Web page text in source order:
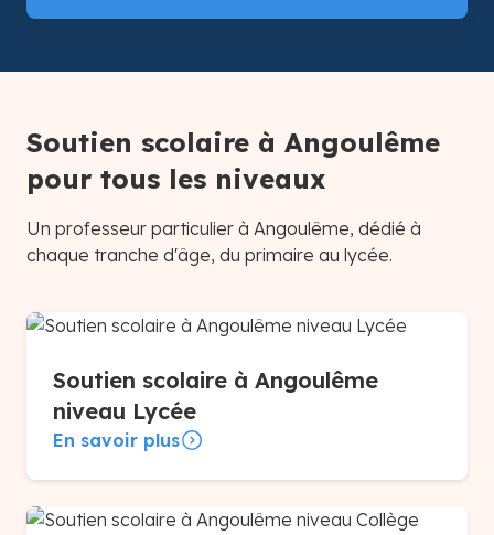
Soutien scolaire à Angoulême
pour tous les niveaux
Un professeur particulier à Angoulême, dédié à
chaque tranche d'âge, du primaire au lycée.
Soutien scolaire à Angoulême
niveau Lycée
En savoir plus